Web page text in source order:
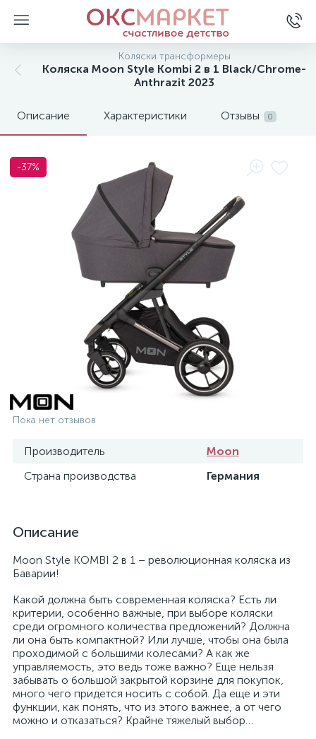
Коляски трансформеры
Коляска Moon Style Kombi 2 в 1 Black/Chrome-
Anthrazit 2023
Описание Характеристики Отзывы 0
-37%
Пока нет отзывов
Производитель
Moon
Страна производства
Германия
Описание
Moon Style KOMBI 2 в 1 – революционная коляска из
Баварии!
Какой должна быть современная коляска? Есть ли
критерии, особенно важные, при выборе коляски
среди огромного количества предложений? Должна
ли она быть компактной? Или лучше, чтобы она была
проходимой с большими колесами? А как же
управляемость, это ведь тоже важно? Еще нельзя
забывать о большой закрытой корзине для покупок,
много чего придется носить с собой. Да еще и эти
функции, как понять, что из этого важнее, а от чего
можно и отказаться? Крайне тяжелый выбор…